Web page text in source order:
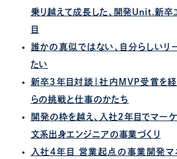
乗り越えて成長した、開発Unit.新卒
目
誰かの真似ではない、自分らしいリ
たい
新卒３年目対談｜社内MVP受賞を経
らの挑戦と仕事のかたち
開発の枠を越え、入社２年目でマーケ
文系出身エンジニアの事業づくり
入社４年目 営業起点の事業開発マ